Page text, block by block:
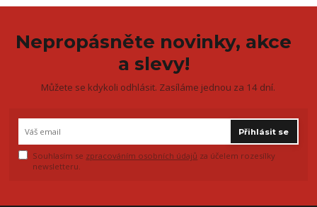
Nepropásněte novinky, akce
a slevy!
Můžete se kdykoli odhlásit. Zasíláme jednou za 14 dní.
Přihlásit se
Souhlasím se zpracováním osobních údajů za účelem rozesílky
newsletteru.